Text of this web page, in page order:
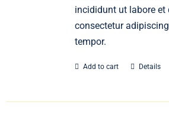
incididunt ut labore
consectetur
tempor.
Add to cart Details